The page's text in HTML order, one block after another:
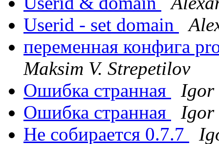
Userid - set domain
переменная конфига
Maksim V. Strepetilov
Ошибка странная
Igor
Ошибка странная
Igor
Не собирается 0.7.7